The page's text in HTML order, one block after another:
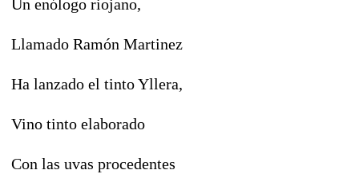
Un enólogo riojano,
Llamado Ramón Martinez
Ha lanzado el tinto Yllera,
Vino tinto elaborado
Con las uvas procedentes